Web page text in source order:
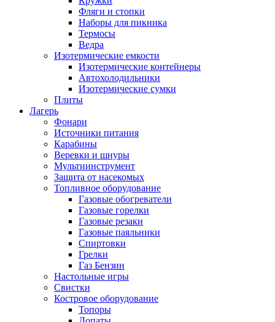
Фляги и стопки
Наборы для пикника
Термосы
Ведра
Изотермические емкости
Изотермические контейнеры
Автохолодильники
Изотермические сумки
Плиты
Лагерь
Фонари
Источники питания
Карабины
Веревки и шнуры
Мультиинструмент
Защита от насекомых
Топливное оборудование
Газовые обогреватели
Газовые горелки
Газовые резаки
Газовые паяльники
Спиртовки
Грелки
Газ Бензин
Настольные игры
Свистки
Костровое оборудование
Топоры